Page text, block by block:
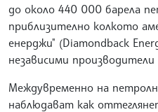
до около 440 000 барела
приблизително колкото
енерджи" (Diamondback
независими производители
Междувременно на
наблюдават как